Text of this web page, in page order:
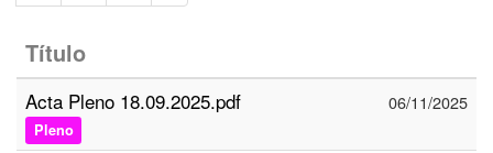
Título
Acta Pleno 18.09.2025.pdf
Pleno
06/11/2025